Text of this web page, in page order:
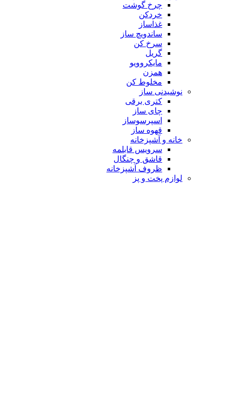
چرخ گوشت
خردکن
غذاساز
ساندویچ ساز
سرخ کن
گریل
مایکروویو
همزن
مخلوط کن
نوشیدنی ساز
کتری برقی
چای ساز
اسپرسوساز
قهوه ساز
خانه و آشپزخانه
سرویس قابلمه
قاشق و چنگال
ظروف آشپزخانه
لوازم پخت و پز